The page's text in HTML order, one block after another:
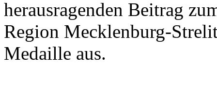
herausragenden Beitrag
Region Mecklenburg-
Medaille aus.